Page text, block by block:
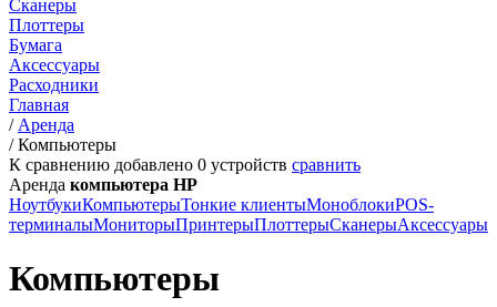
Сканеры
Плоттеры
Бумага
Аксессуары
Расходники
Главная
/ Аренда
/Компьютеры
К сравнению добавлено 0 устройств сравнить
Аренда компьютера HP
НоутбукиКомпьютерыТонкие клиентыМоноблокиPOS-
терминалыМониторыПринтерыПлоттерыСканерыАксессуары
Компьютеры